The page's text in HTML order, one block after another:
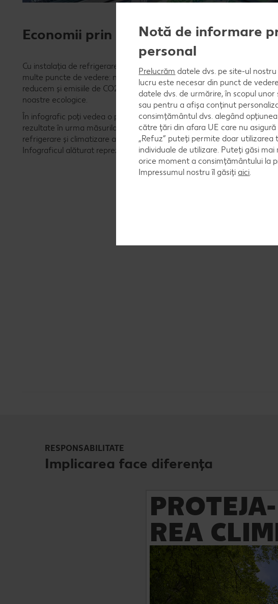
Economii prin instalaţia de
Cu instalaţia de refrigerare şi climatizare, calculul cost-beneficiu este
multe puncte de vedere: nu numai că reducem costurile cu energia, ci
reducem și emisiile de CO2 - o componentă importantă în
noastre ecologice.
În infografic poți vedea o prezentare generală a beneficiilor ecologice
rezultate în urma măsurilor implementate de noi (din 25 martie 2022).
refrigerare și climatizare a fost implementată în 280 de magazine din
Infograficul alăturat reprezintă efectele economisirii noastre.
RESPONSABILITATE
Implicarea face diferența
PROTEJA-
REA
Nu doar vorbim despre protejarea
aducem și o contribuție relevantă
specifice implementate la nivelul
companii. Află care sunt
Detalii
Notă de informare
personal
Prelucrăm datele dvs. pe site-ul
lucru este necesar din punct de
datele dvs. de urmărire, în scopul
sau pentru a afișa conținut
consimțământul dvs. alegând
către țări din afara UE care nu
„Refuz” puteți permite doar utilizarea
individuale de utilizare. Puteți găsi
orice moment a consimțământului la
Impressumul nostru îl găsiți aici.